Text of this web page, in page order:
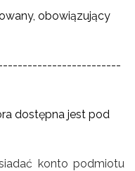
obowiązujący
dostępna jest pod
konto podmiotu